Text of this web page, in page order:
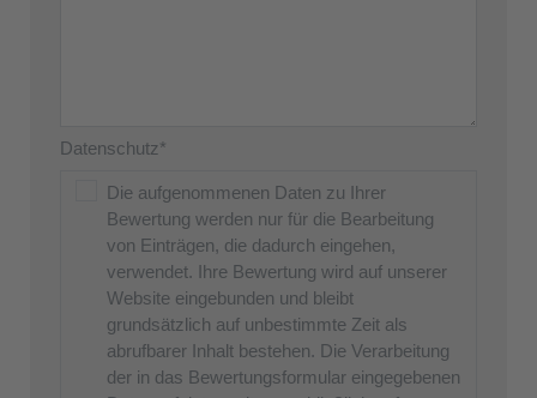
Datenschutz*
Die aufgenommenen Daten zu Ihrer
Bewertung werden nur für die Bearbeitung
von Einträgen, die dadurch eingehen,
verwendet. Ihre Bewertung wird auf unserer
Website eingebunden und bleibt
grundsätzlich auf unbestimmte Zeit als
abrufbarer Inhalt bestehen. Die Verarbeitung
der in das Bewertungsformular eingegebenen